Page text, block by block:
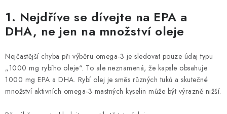
1. Nejdříve se dívejte na EPA a
DHA, ne jen na množství oleje
Nejčastější chyba při výběru omega-3 je sledovat pouze údaj typu
„1000 mg rybího oleje“. To ale neznamená, že kapsle obsahuje
1000 mg EPA a DHA. Rybí olej je směs různých tuků a skutečné
množství aktivních omega-3 mastných kyselin může být výrazně nižší.